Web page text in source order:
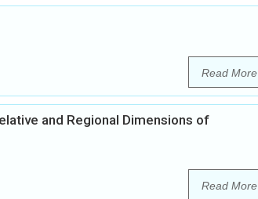
Read More
Relative and Regional Dimensions of
Read More